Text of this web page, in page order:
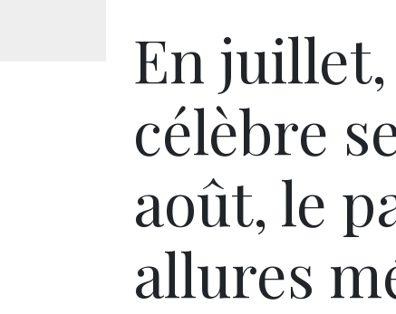
En
célèbre
août, le
allures